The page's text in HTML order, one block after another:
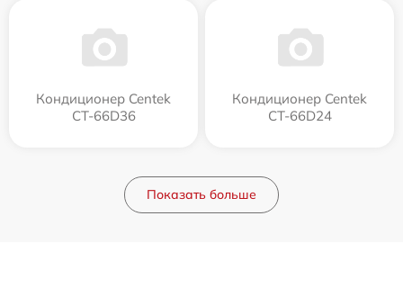
Кондиционер Centek
CT-66D36
Кондиционер Centek
CT-66D24
Показать больше